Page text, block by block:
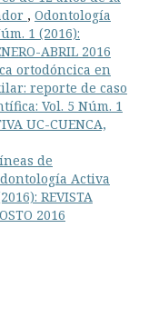
, Odontología
1 (2016):
ABRIL 2016
ortodóncica en
reporte de caso
Vol. 5 Núm. 1
UC-CUENCA,
de
Activa
REVISTA
2016